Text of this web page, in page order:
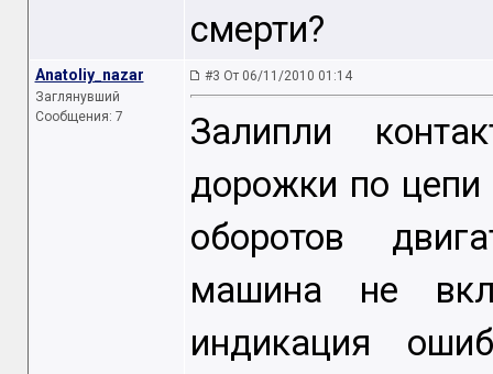
смерти?
Anatoliy_nazar
Заглянувший
Сообщения: 7
#3 От 06/11/2010 01:14
Залипли
дорожки по цепи
оборотов
машина не
индикация